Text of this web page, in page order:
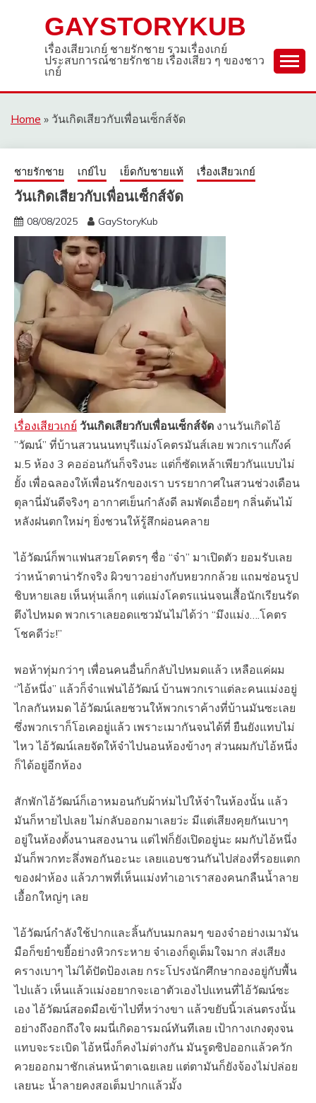
GAYSTORYKUB
เรื่องเสียวเกย์ ชายรักชาย รวมเรื่องเกย์
ประสบการณ์ชายรักชาย เรื่องเสียว ๆ ของชาว
เกย์
Home » วันเกิดเสียวกับเพื่อนเซ็กส์จัด
ชายรักชาย เกย์ไบ เย็ดกับชายแท้ เรื่องเสียวเกย์
วันเกิดเสียวกับเพื่อนเซ็กส์จัด
08/08/2025 GayStoryKub
เรื่องเสียวเกย์ วันเกิดเสียวกับเพื่อนเซ็กส์จัด งานวันเกิดไอ้
”วัฒน์” ที่บ้านสวนนนทบุรีแม่งโคตรมันส์เลย พวกเราแก๊งค์
ม.5 ห้อง 3 คออ่อนกันก็จริงนะ แต่ก็ซัดเหล้าเพียวกันแบบไม่
ยั้ง เพื่อฉลองให้เพื่อนรักของเรา บรรยากาศในสวนช่วงเดือน
ตุลานี่มันดีจริงๆ อากาศเย็นกำลังดี ลมพัดเอื่อยๆ กลิ่นต้นไม้
หลังฝนตกใหม่ๆ ยิ่งชวนให้รู้สึกผ่อนคลาย
ไอ้วัฒน์ก็พาแฟนสวยโคตรๆ ชื่อ “จ๋า” มาเปิดตัว ยอมรับเลย
ว่าหน้าตาน่ารักจริง ผิวขาวอย่างกับหยวกกล้วย แถมซ่อนรูป
ชิบหายเลย เห็นหุ่นเล็กๆ แต่แม่งโคตรแน่นจนเสื้อนักเรียนรัด
ตึงไปหมด พวกเราเลยอดแซวมันไม่ได้ว่า “มึงแม่ง….โคตร
โชคดีว่ะ!”
พอห้าทุ่มกว่าๆ เพื่อนคนอื่นก็กลับไปหมดแล้ว เหลือแค่ผม
“ไอ้หนึ่ง” แล้วก็จ๋าแฟนไอ้วัฒน์ บ้านพวกเราแต่ละคนแม่งอยู่
ไกลกันหมด ไอ้วัฒน์เลยชวนให้พวกเราค้างที่บ้านมันซะเลย
ซึ่งพวกเราก็โอเคอยู่แล้ว เพราะเมากันจนได้ที่ ยืนยังแทบไม่
ไหว ไอ้วัฒน์เลยจัดให้จ๋าไปนอนห้องข้างๆ ส่วนผมกับไอ้หนึ่ง
ก็ได้อยู่อีกห้อง
สักพักไอ้วัฒน์ก็เอาหมอนกับผ้าห่มไปให้จ๋าในห้องนั้น แล้ว
มันก็หายไปเลย ไม่กลับออกมาเลยว่ะ มีแต่เสียงคุยกันเบาๆ
อยู่ในห้องตั้งนานสองนาน แต่ไฟก็ยังเปิดอยู่นะ ผมกับไอ้หนึ่ง
มันก็พวกทะลึ่งพอกันอะนะ เลยแอบชวนกันไปส่องที่รอยแตก
ของฝาห้อง แล้วภาพที่เห็นแม่งทำเอาเราสองคนกลืนน้ำลาย
เอื้อกใหญ่ๆ เลย
ไอ้วัฒน์กำลังใช้ปากและลิ้นกับนมกลมๆ ของจ๋าอย่างเมามัน
มือก็ขยำขยี้อย่างหิวกระหาย จ๋าเองก็ดูเต็มใจมาก ส่งเสียง
ครางเบาๆ ไม่ได้ปัดป้องเลย กระโปรงนักศึกษากองอยู่กับพื้น
ไปแล้ว เห็นแล้วแม่งอยากจะเอาตัวเองไปแทนที่ไอ้วัฒน์ซะ
เอง ไอ้วัฒน์สอดมือเข้าไปที่หว่างขา แล้วขยับนิ้วเล่นตรงนั้น
อย่างถึงอกถึงใจ ผมนี่เกิดอารมณ์ทันทีเลย เป้ากางเกงตุงจน
แทบจะระเบิด ไอ้หนึ่งก็คงไม่ต่างกัน มันรูดซิปออกแล้วควัก
ควยออกมาชักเล่นหน้าตาเฉยเลย แต่ตามันก็ยังจ้องไม่ปล่อย
เลยนะ น้ำลายคงสอเต็มปากแล้วมั้ง